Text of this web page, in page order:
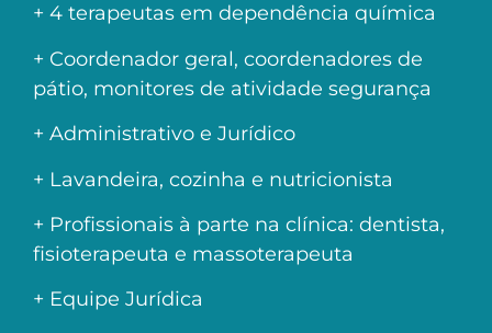
+ 4 terapeutas em dependência química
+ Coordenador geral, coordenadores de
pátio, monitores de atividade segurança
+ Administrativo e Jurídico
+ Lavandeira, cozinha e nutricionista
+ Profissionais à parte na clínica: dentista,
fisioterapeuta e massoterapeuta
+ Equipe Jurídica